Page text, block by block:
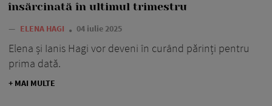
însărcinată în ultimul trimestru
— ELENA HAGI 04 iulie 2025
Elena și Ianis Hagi vor deveni în curând părinți pentru
prima dată.
+ MAI MULTE